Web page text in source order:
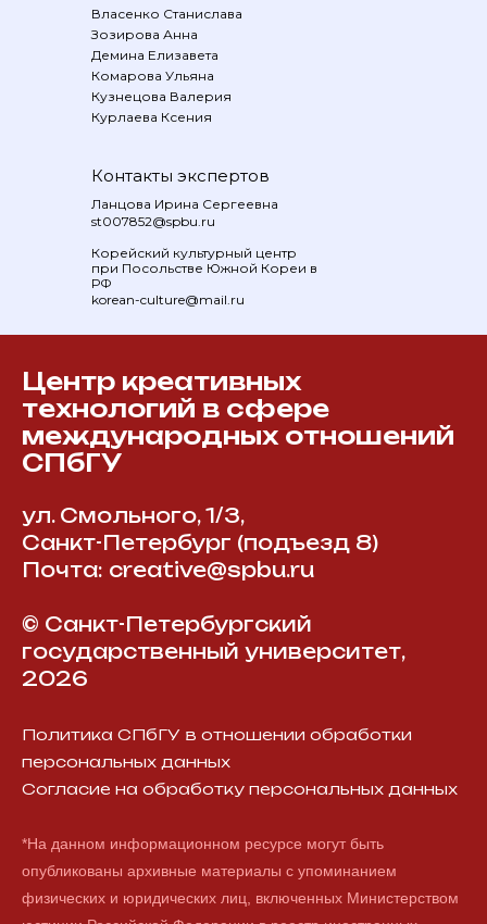
Контакты экспертов
Власенко Станислава
Зозирова Анна
Демина Елизавета
Комарова Ульяна
Кузнецова Валерия
Курлаева Ксения
Ланцова Ирина Сергеевна
st007852@spbu.ru
korean-culture@mail.ru
Корейский культурный центр
при Посольстве Южной Кореи в
РФ
Центр креативных
технологий в сфере
международных отношений
СПбГУ
ул. Смольного, 1/3,
Санкт-Петербург (подъезд 8)
Почта: creative@spbu.ru
© Санкт-Петербургский
государственный университет,
2026
Политика СПбГУ в отношении обработки
персональных данных
Согласие на обработку персональных данных
*На данном информационном ресурсе могут быть
опубликованы архивные материалы с упоминанием
физических и юридических лиц, включенных Министерством